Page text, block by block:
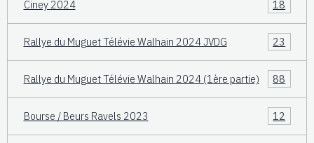
Ciney 2024 18
Rallye du Muguet Télévie Walhain 2024 JVDG 23
Rallye du Muguet Télévie Walhain 2024 (1ère partie) 88
Bourse / Beurs Ravels 2023 12